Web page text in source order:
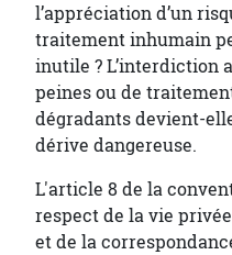
l’appréciation d’un
traitement inhumain
inutile ? L’interdiction
peines ou de
dégradants devient-
dérive dangereuse.
L'article 8 de la
respect de la vie
et de la